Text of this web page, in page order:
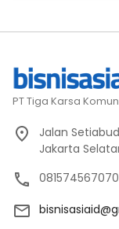
PT Tiga Karsa
Jalan
Jakarta
081574567070